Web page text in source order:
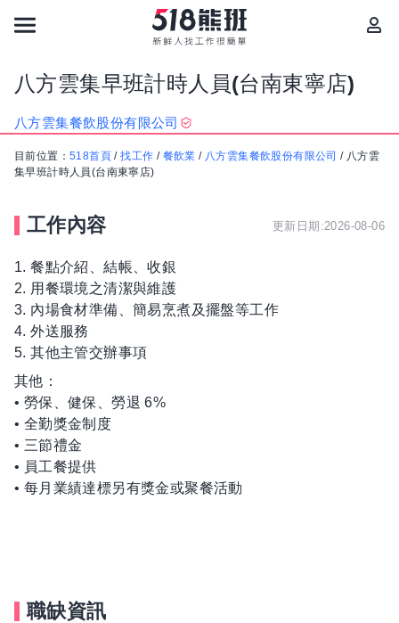
八方雲集早班計時人員(台南東寧店)
八方雲集餐飲股份有限公司
目前位置： 518首頁 /找工作 / 餐飲業 / 八方雲集餐飲股份有限公司 / 八方雲
集早班計時人員(台南東寧店)
工作內容 更新日期:2026-08-06
1. 餐點介紹、結帳、收銀
2. 用餐環境之清潔與維護
3. 內場食材準備、簡易烹煮及擺盤等工作
4. 外送服務
5. 其他主管交辦事項
其他：
• 勞保、健保、勞退 6%
• 全勤獎金制度
• 三節禮金
• 員工餐提供
• 每月業績達標另有獎金或聚餐活動
職缺資訊